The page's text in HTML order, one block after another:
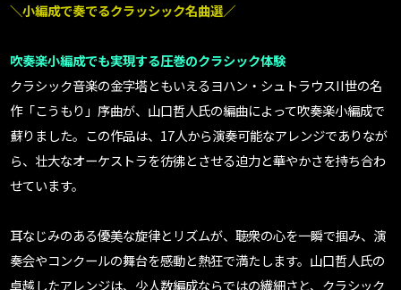
＼小編成で奏でるクラッシック名曲選／
吹奏楽小編成でも実現する圧巻のクラシック体験
クラシック音楽の金字塔ともいえるヨハン・シュトラウスII世の名
作「こうもり」序曲が、山口哲人氏の編曲によって吹奏楽小編成で
蘇りました。この作品は、17人から演奏可能なアレンジでありなが
ら、壮大なオーケストラを彷彿とさせる迫力と華やかさを持ち合わ
せています。
耳なじみのある優美な旋律とリズムが、聴衆の心を一瞬で掴み、演
奏会やコンクールの舞台を感動と熱狂で満たします。山口哲人氏の
卓越したアレンジは、少人数編成ならではの繊細さと、クラシック